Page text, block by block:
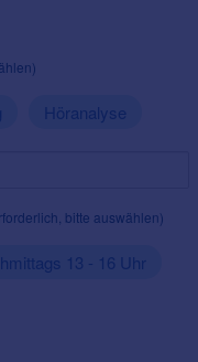
Höranalyse
bitte auswählen)
13 - 16 Uhr